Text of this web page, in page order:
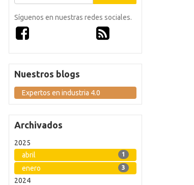
Síguenos en nuestras redes sociales.
Nuestros blogs
Expertos en industria 4.0
Archivados
2025
abril
1
enero 3
2024